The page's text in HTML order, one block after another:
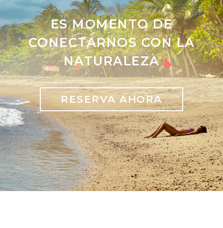
ES MOMENTO DE
CONECTARNOS CON LA
NATURALEZA
RESERVA AHORA